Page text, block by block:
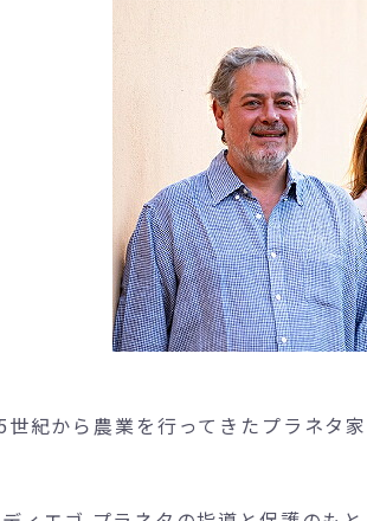
紀から農業を行ってきたプラネタ